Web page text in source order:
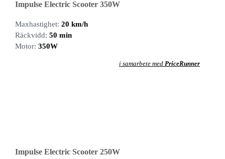
Impulse Electric Scooter 350W
Maxhastighet: 20 km/h
Räckvidd: 50 min
Motor: 350W
i samarbete med PriceRunner
Impulse Electric Scooter 250W